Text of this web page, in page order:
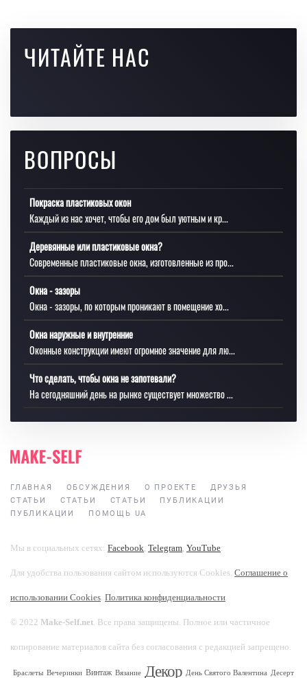
ЧИТАЙТЕ НАС
ВОПРОСЫ
Покраска пластиковых окон
Каждый из нас хочет, чтобы его дом был уютным и кр...
Деревянные или пластиковые окна?
Современные пластиковые окна, изготовленные из про...
Окна - зазоры
Окна - зазоры, по которым проникают в помещение хо...
Окна наружные и внутренние
Оконные конструкции имеют огромное значение для лю...
Что сделать, чтобы окна не запотевали?
На сегодняшний день на рынке существует множество ...
ГЛАВНАЯ ОБСУЖДЕНИЯ О ПРОЕКТЕ
ДРУЗЬЯ
СТАТЬИ
СТАТЬИ СТАТЬИ
ПУБЛИКАЦИИ
ПУБЛИКАЦИИ
ПОМОЩЬ UA
Мы в социальных сетях: Facebook, Telegram, YouTube.
Для удобства пользования сайтом используются Cookies. Соглашение о
использовании Cookies. Политика конфиденциальности.
© 2022 Make-Self.net. Все права защищены. Полное или частичное
копирование материалов сайта без согласования с редакцией запрещено.
Браслеты Вечеринки Винтаж Вязание Декор День Святого Валентина Десерт